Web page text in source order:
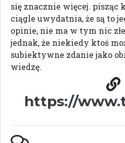
się znacznie więcej. pisząc
ciągle uwydatnia, że są to
opinie, nie ma w tym nic
jednak, że niekiedy ktoś
subiektywne zdanie jako
wiedzę.
https://